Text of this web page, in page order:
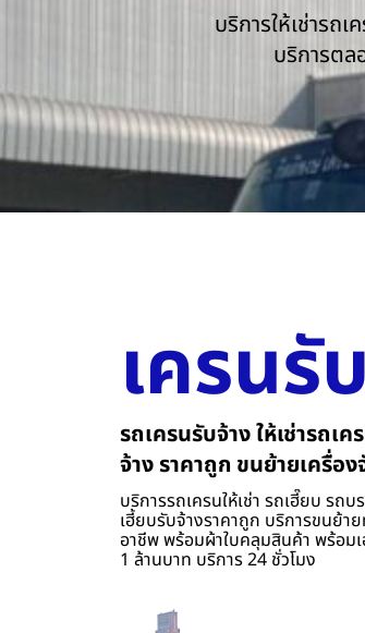
บริการให้เช่ารถ
บริการตล
เครนรั
รถเครนรับจ้าง ให้เช่ารถเ
จ้าง ราคาถูก ขนย้ายเครื่อ
บริการรถเครนให้เช่า รถเฮี๊ยบ รถ
เฮี้ยบรับจ้างราคาถูก บริการขนย้า
อาชีพ พร้อมผ้าใบคลุมสินค้า พร้อม
1 ล้านบาท บริการ 24 ชั่วโมง